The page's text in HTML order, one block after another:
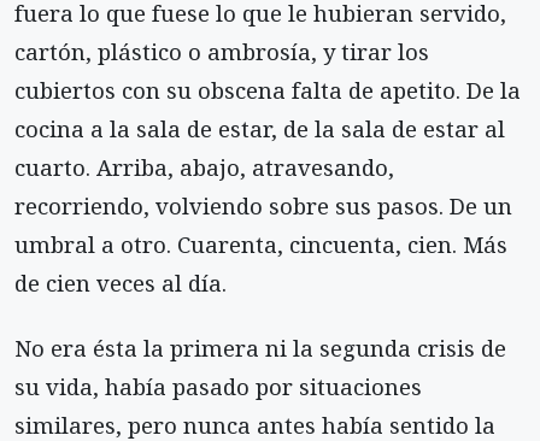
fuera lo que fuese lo que le hubieran servido,
cartón, plástico o ambrosía, y tirar los
cubiertos con su obscena falta de apetito. De la
cocina a la sala de estar, de la sala de estar al
cuarto. Arriba, abajo, atravesando,
recorriendo, volviendo sobre sus pasos. De un
umbral a otro. Cuarenta, cincuenta, cien. Más
de cien veces al día.
No era ésta la primera ni la segunda crisis de
su vida, había pasado por situaciones
similares, pero nunca antes había sentido la